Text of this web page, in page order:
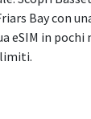
Bay con
eSIM in
limiti.